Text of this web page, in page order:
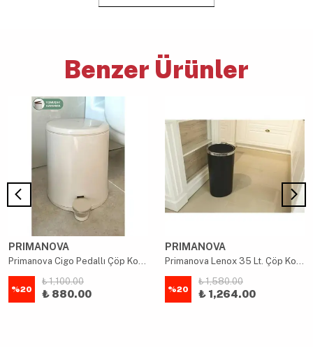
Benzer Ürünler
PRIMANOVA
Primanova Cigo Pedallı Çöp Kovası 6Lt Bej
%20
₺ 1,100.00
₺ 880.00
PRIMANOVA
Primanova Lenox 35 Lt. Çöp Kovası Siyah
%20
₺ 1,580.00
₺ 1,264.00